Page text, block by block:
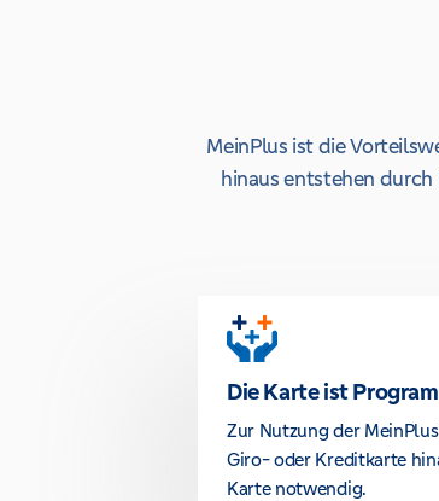
MeinPlus ist die
hinaus entstehen durch
Die Karte ist
Zur Nutzung der
Giro- oder Kreditkarte
Karte notwendig.